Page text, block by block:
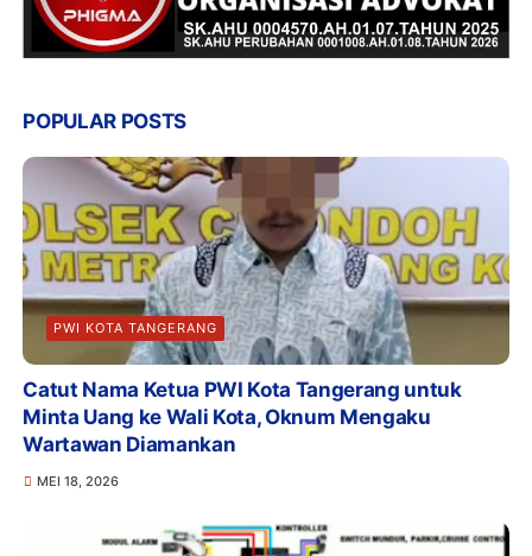
POPULAR POSTS
PWI KOTA TANGERANG
Catut Nama Ketua PWI Kota Tangerang untuk
Minta Uang ke Wali Kota, Oknum Mengaku
Wartawan Diamankan
MEI 18, 2026